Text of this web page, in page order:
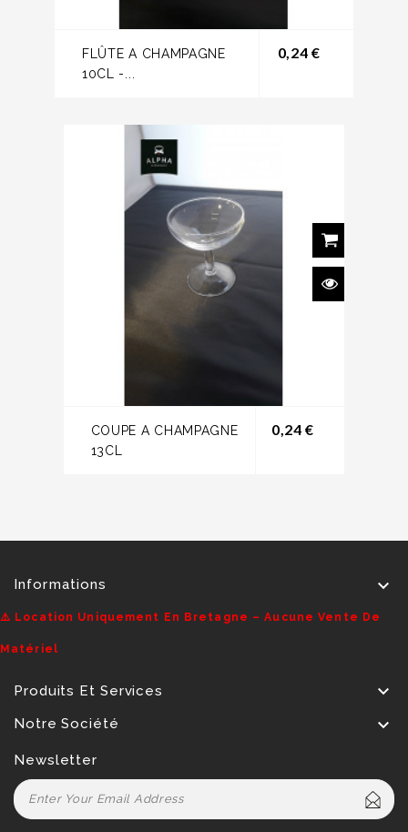
FLÛTE A CHAMPAGNE
10CL -...
0,24 €Prix
COUPE A CHAMPAGNE
13CL
0,24 €
Informations 
⚠️ Location Uniquement En Bretagne – Aucune Vente De
Matériel
Produits Et Services 
Notre Société 
Newsletter